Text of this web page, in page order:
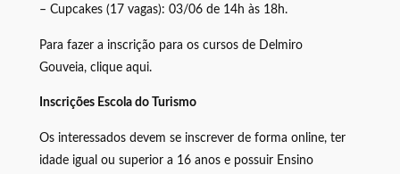
– Cupcakes (17 vagas): 03/06 de 14h às 18h.
Para fazer a inscrição para os cursos de Delmiro
Gouveia, clique aqui.
Inscrições Escola do Turismo
Os interessados devem se inscrever de forma online, ter
idade igual ou superior a 16 anos e possuir Ensino